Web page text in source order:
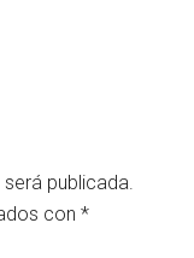
publicada.
con*